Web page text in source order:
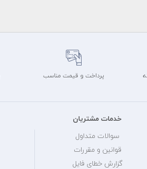
پرداخت و قیمت مناسب
خدمات مشتریان
سوالات متداول
قوانین و مقررات
گزارش خطای فایل